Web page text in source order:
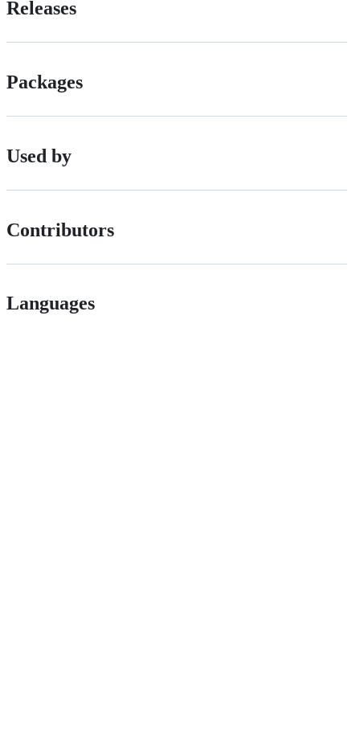
Releases
Packages
Used by
Contributors
Languages